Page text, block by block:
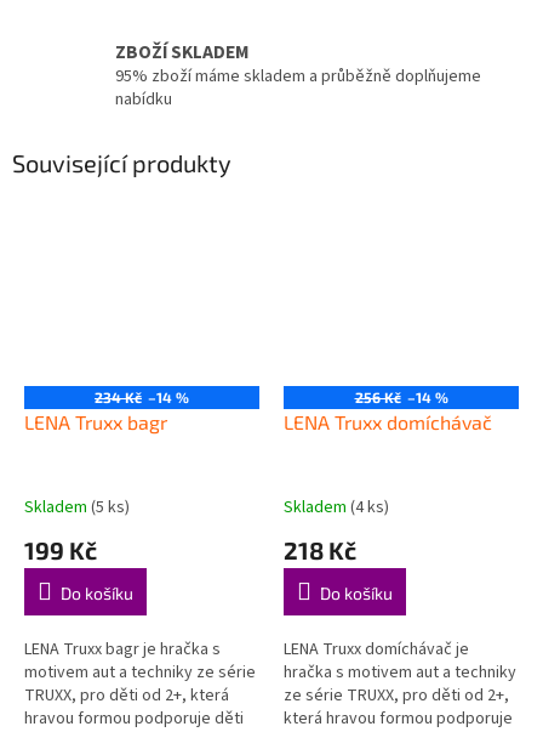
ZBOŽÍ SKLADEM
95% zboží máme skladem a průběžně doplňujeme
nabídku
Související produkty
234 Kč –14 %
LENA Truxx bagr
Skladem (5 ks)
199 Kč
Do košíku
LENA Truxx bagr je hračka s
motivem aut a techniky ze série
TRUXX, pro děti od 2+, která
hravou formou podporuje děti
256 Kč –14 %
LENA Truxx domíchávač
Skladem (4 ks)
218 Kč
Do košíku
LENA Truxx domíchávač je
hračka s motivem aut a techniky
ze série TRUXX, pro děti od 2+,
která hravou formou podporuje